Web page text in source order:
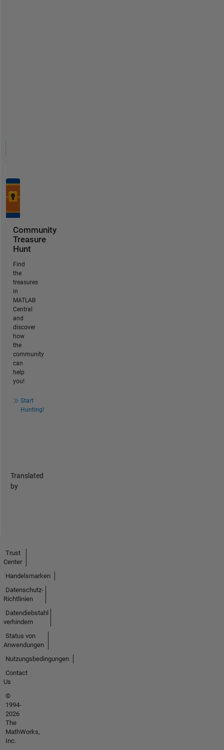
Community
Treasure
Hunt
Find
the
treasures
in
MATLAB
Central
and
discover
how
the
community
can
help
you!
Start
Hunting!
Translated
by
Trust
Center
Handelsmarken
Datenschutz-
Richtlinien
Datendiebstahl
verhindern
Status von
Anwendungen
Nutzungsbedingungen
Contact
Us
©
1994-
2026
The
MathWorks,
Inc.